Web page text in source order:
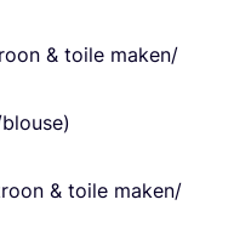
& toi­le maken/​
& toi­le maken/​